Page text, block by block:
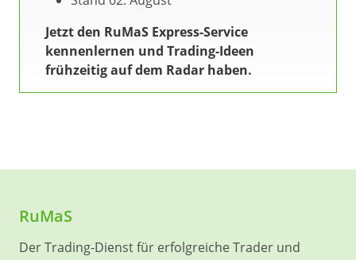
Jetzt den RuMaS Express-Service
kennenlernen und Trading-Ideen
frühzeitig auf dem Radar haben.
RuMaS
Der Trading-Dienst für erfolgreiche Trader und